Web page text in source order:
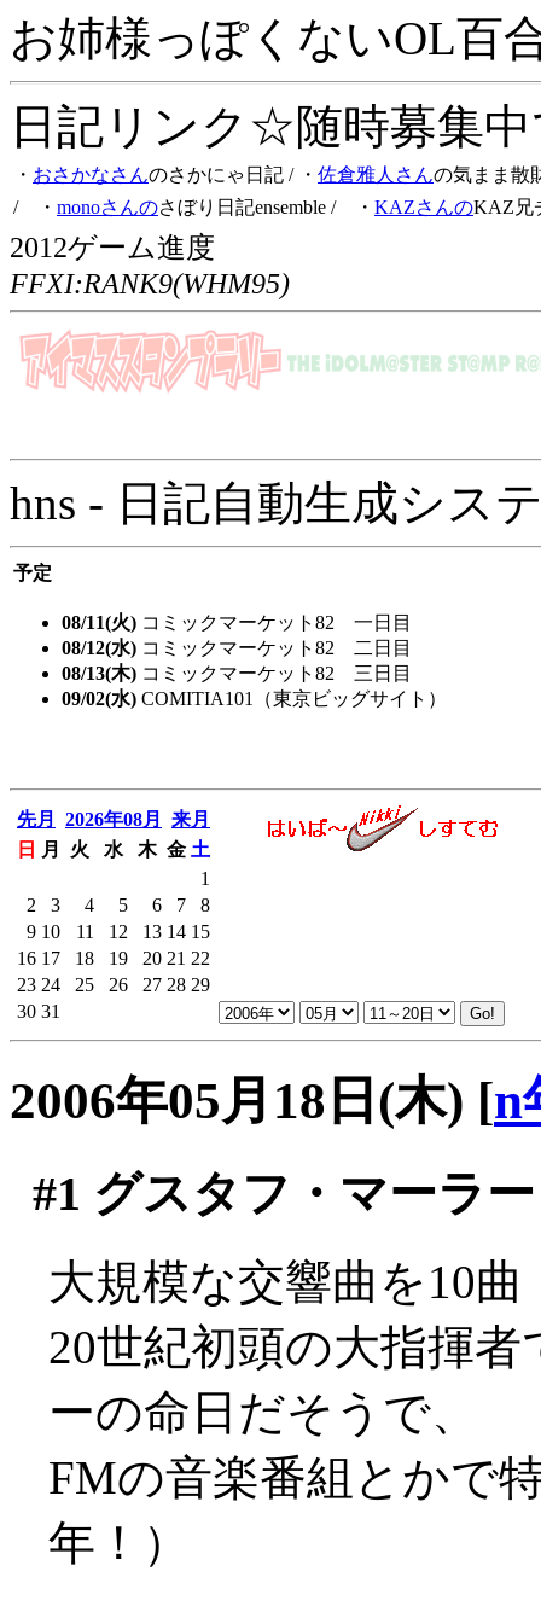
お姉様っぽくないOL百
日記リンク☆随時募集
・ おさかなさんのさかにゃ日記 / ・ 佐倉雅人さんの気まま散
/ ・ monoさんのさぼり日記ensemble / ・ KAZさんのKAZ兄
2012ゲーム進度
FFXI:RANK9(WHM95)
hns - 日記自動生成シス
予定
08/11(火) コミックマーケット82 一日目
08/12(水) コミックマーケット82 二日目
08/13(木) コミックマーケット82 三日目
09/02(水) COMITIA101（東京ビッグサイト）
先月 2026年08月
来月
日
月 火 水 木 金 土
1
2
3 4 5 6 7
8
9 10 11 12 13 14 15
16 17 18 19 20 21 22
23 24 25 26 27 28 29
30 31
2006年05月18日(木) [n
#1 グスタフ・マーラー
大規模な交響曲を10
20世紀初頭の大指揮
ーの命日だそうで、
FMの音楽番組とかで
年！）